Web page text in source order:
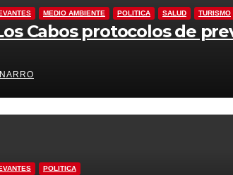
MEDIO AMBIENTE POLITICA SALUD TURISMO
Cabos protocolos de
POLITICA